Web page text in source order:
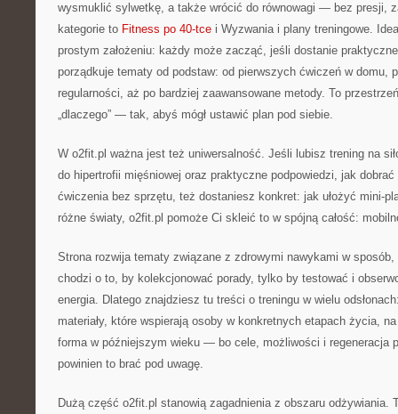
wysmuklić sylwetkę, a także wrócić do równowagi — bez presji,
kategorie to Fitness po 40-tce i Wyzwania i plany treningowe.
prostym założeniu: każdy może zacząć, jeśli dostanie
porządkuje tematy od podstaw: od pierwszych ćwiczeń w domu,
regularności, aż po bardziej zaawansowane metody. To
„dlaczego” — tak, abyś mógł ustawić plan pod siebie.
W o2fit.pl ważna jest też uniwersalność. Jeśli lubisz trening na
do hipertrofii mięśniowej oraz praktyczne podpowiedzi, jak
ćwiczenia bez sprzętu, też dostaniesz konkret: jak ułożyć mini-
różne światy, o2fit.pl pomoże Ci skleić to w spójną całość:
Strona rozwija tematy związane z zdrowymi nawykami w sposób,
chodzi o to, by kolekcjonować porady, tylko by testować i
energia. Dlatego znajdziesz tu treści o treningu w wielu
materiały, które wspierają osoby w konkretnych etapach życia,
forma w późniejszym wieku — bo cele, możliwości i regeneracja
powinien to brać pod uwagę.
Dużą część o2fit.pl stanowią zagadnienia z obszaru odżywiania.